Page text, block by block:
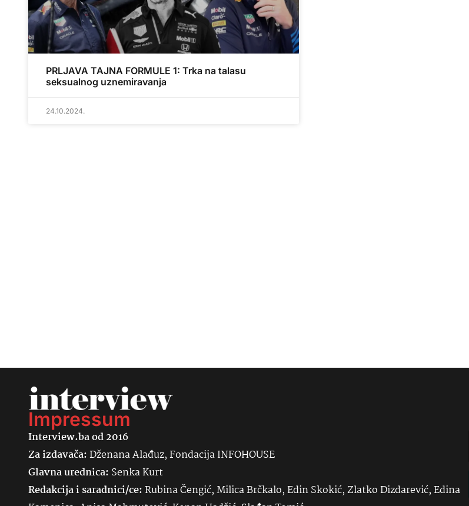
PRLJAVA TAJNA FORMULE 1: Trka na talasu
seksualnog uznemiravanja
24.10.2024.
Impressum
Interview.ba od 2016
Za izdavača:Dženana Alađuz, Fondacija INFOHOUSE
Glavna urednica: SenkaKurt
Redakcija i saradnici/ce:Rubina Čengić, Milica Brčkalo, Edin Skokić, Zlatko Dizdarević, Edina